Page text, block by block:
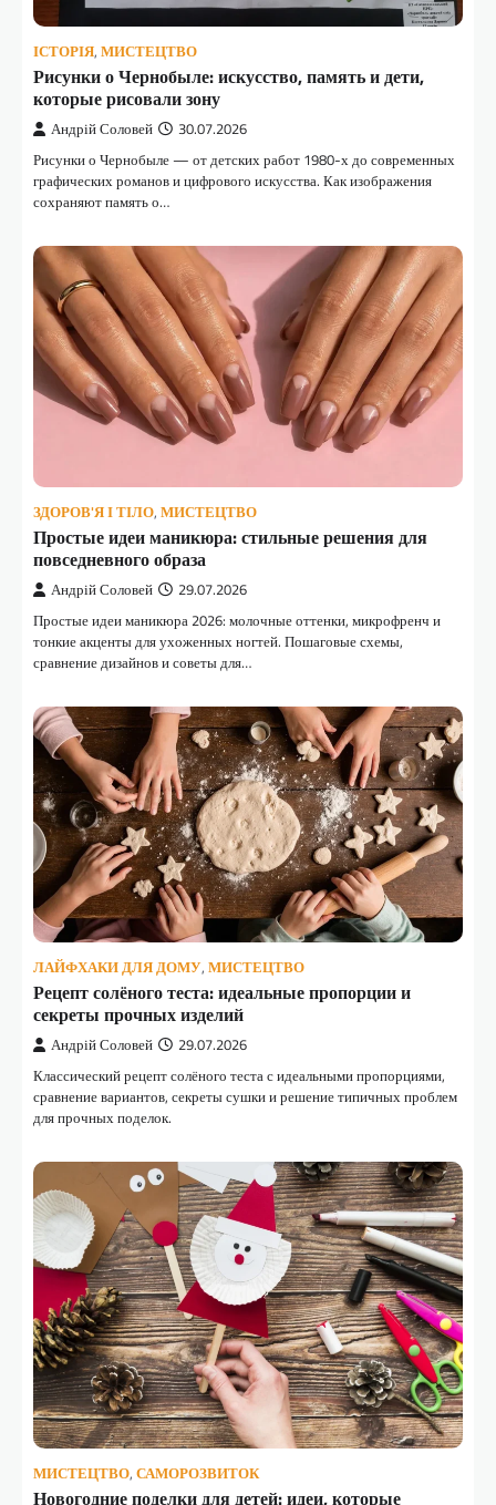
ІСТОРІЯ, МИСТЕЦТВО
Рисунки о Чернобыле: искусство, память и дети,
которые рисовали зону
Андрій Соловей 30.07.2026
Рисунки о Чернобыле — от детских работ 1980-х до современных
графических романов и цифрового искусства. Как изображения
сохраняют память о…
ЗДОРОВ'Я І ТІЛО, МИСТЕЦТВО
Простые идеи маникюра: стильные решения для
повседневного образа
Андрій Соловей 29.07.2026
Простые идеи маникюра 2026: молочные оттенки, микрофренч и
тонкие акценты для ухоженных ногтей. Пошаговые схемы,
сравнение дизайнов и советы для…
ЛАЙФХАКИ ДЛЯ ДОМУ, МИСТЕЦТВО
Рецепт солёного теста: идеальные пропорции и
секреты прочных изделий
Андрій Соловей 29.07.2026
Классический рецепт солёного теста с идеальными пропорциями,
сравнение вариантов, секреты сушки и решение типичных проблем
для прочных поделок.
МИСТЕЦТВО, САМОРОЗВИТОК
Новогодние поделки для детей: идеи, которые